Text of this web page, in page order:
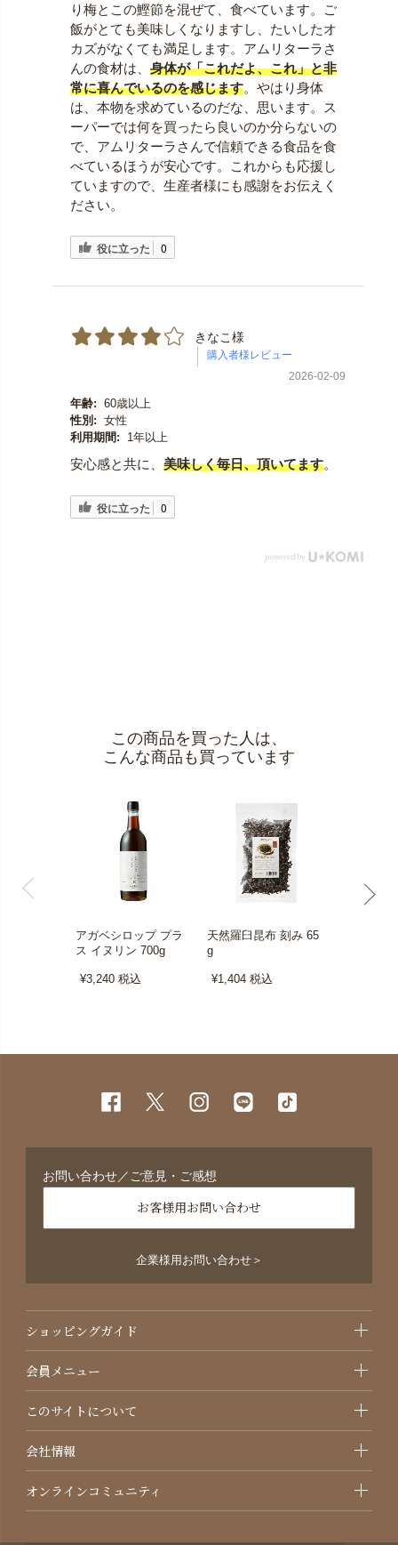
り梅とこの鰹節を混ぜて、食べています。ご
飯がとても美味しくなりますし、たいしたオ
カズがなくても満足します。アムリターラさ
んの食材は、 身体が「これだよ、これ」と非
常に喜んでいるのを感じます。やはり身体
は、本物を求めているのだな、思います。ス
ーパーでは何を買ったら良いのか分らないの
で、アムリターラさんで信頼できる食品を食
べているほうが安心です。これからも応援し
ていますので、生産者様にも感謝をお伝えく
ださい。
役に立った 0
きなこ様
2026-02-09
年齢: 60歳以上
性別: 女性
利用期間:
1年以上
安心感と共に、 美味しく毎日、頂いてます。
役に立った 0
この商品を買った人は、
こんな商品も買っています
アガベシロップ プラ
ス イヌリン 700g
¥3,240税込
天然羅臼昆布 刻み 65
g
¥1,404税込
お問い合わせ／ご意見・ご感想
お客様用お問い合わせ
企業様用お問い合わせ＞
ショッピングガイド
会員メニュー
このサイトについて
会社情報
オンラインコミュニティ